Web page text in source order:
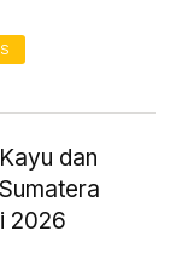
dan
2026